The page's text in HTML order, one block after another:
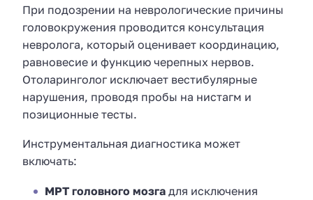
При подозрении на неврологические причины
головокружения проводится консультация
невролога, который оценивает координацию,
равновесие и функцию черепных нервов.
Отоларинголог исключает вестибулярные
нарушения, проводя пробы на нистагм и
позиционные тесты.
Инструментальная диагностика может
включать:
МРТ головного мозга для исключения